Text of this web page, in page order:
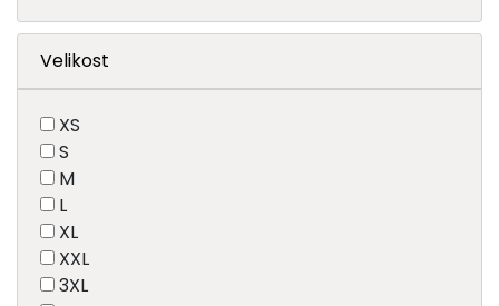
Velikost
XS
S
M
L
XL
XXL
3XL